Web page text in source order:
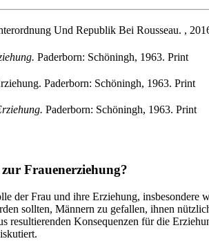
Und Republik Bei Rousseau. ,
Paderborn: Schöningh, 1963. Print
Paderborn: Schöningh, 1963. Print
Paderborn: Schöningh, 1963. Print
Frauenerziehung?
der Frau und ihre Erziehung,
sollten, Männern zu gefallen, ihnen
resultierenden Konsequenzen für die